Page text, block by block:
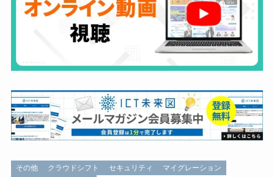
その他 クラウドシフト セキュリティ
マイグレーション